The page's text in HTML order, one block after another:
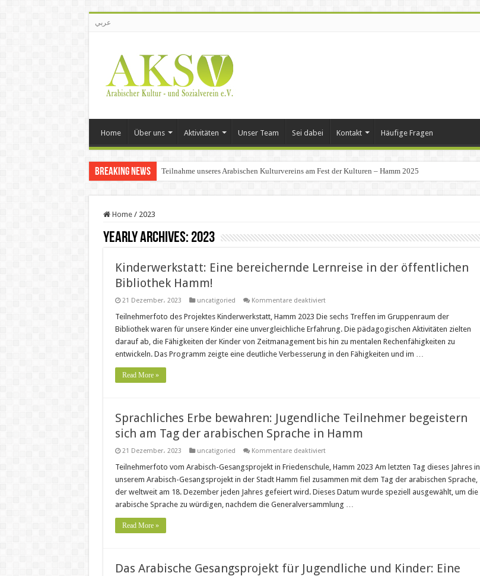
عربي
Home Über uns Aktivitäten Unser Team Sei dabei Kontakt Häufige Fragen
Breaking News Teilnahme unseres Arabischen Kulturvereins am Fest der Kulturen – Hamm 2025
Home / 2023
Yearly Archives: 2023
Kinderwerkstatt: Eine bereichernde Lernreise in der öffentlichen
Bibliothek Hamm!
21 Dezember، 2023 uncatigoried Kommentare deaktiviertfür
Eine
Lernreise
in
der
öffentlichen
Teilnehmerfoto des Projektes Kinderwerkstatt, Hamm 2023 Die sechs Treffen im Gruppenraum der
Bibliothek waren für unsere Kinder eine unvergleichliche Erfahrung. Die pädagogischen Aktivitäten zielten
darauf ab, die Fähigkeiten der Kinder von Zeitmanagement bis hin zu mentalen Rechenfähigkeiten zu
entwickeln. Das Programm zeigte eine deutliche Verbesserung in den Fähigkeiten und im …
Read More »
Sprachliches Erbe bewahren: Jugendliche Teilnehmer begeistern
sich am Tag der arabischen Sprache in Hamm
21 Dezember، 2023 uncatigoried Kommentare deaktiviertfür
Erbe
bewahren:
Jugendliche
Teilnehmer
begeistern
sich
Teilnehmerfoto vom Arabisch-Gesangsprojekt in Friedenschule, Hamm 2023 Am letzten Tag dieses Jahres in
unserem Arabisch-Gesangsprojekt in der Stadt Hamm fiel zusammen mit dem Tag der arabischen Sprache,
der weltweit am 18. Dezember jeden Jahres gefeiert wird. Dieses Datum wurde speziell ausgewählt, um die
arabische Sprache zu würdigen, nachdem die Generalversammlung …
Read More »
Das Arabische Gesangsprojekt für Jugendliche und Kinder: Eine